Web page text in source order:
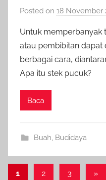
Posted on 18 November
Untuk memperbanyak
atau pembibitan dapat
berbagai cara,
Apa itu stek pucuk?
Baca
Buah, Budidaya
Paginasi
1 2 3
Next
»